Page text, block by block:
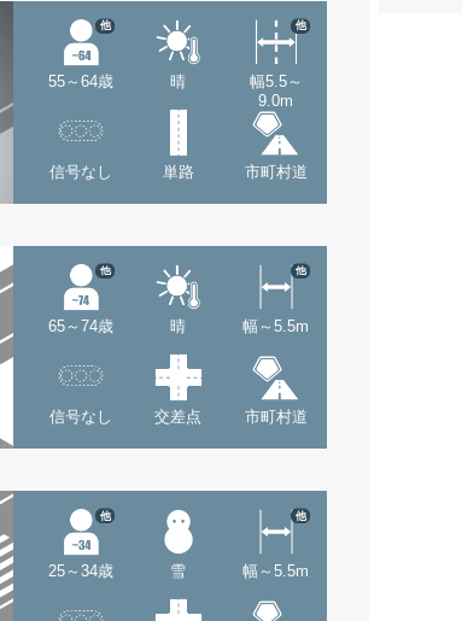
55～64歳
他
晴
幅5.5～
9.0m
他
信号なし 単路 市町村道
65～74歳
他
晴 幅～5.5m
他
信号なし 交差点 市町村道
25～34歳
他
雪 幅～5.5m
他